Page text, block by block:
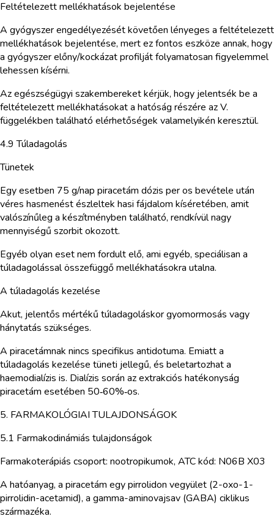
Feltételezett mellékhatások bejelentése
A gyógyszer engedélyezését követően lényeges a feltételezett
mellékhatások bejelentése, mert ez fontos eszköze annak, hogy
a gyógyszer előny/kockázat profilját folyamatosan figyelemmel
lehessen kísérni.
Az egészségügyi szakembereket kérjük, hogy jelentsék be a
feltételezett mellékhatásokat a hatóság részére az V.
függelékben található elérhetőségek valamelyikén keresztül.
4.9 Túladagolás
Tünetek
Egy esetben 75 g/nap piracetám dózis per os bevétele után
véres hasmenést észleltek hasi fájdalom kíséretében, amit
valószínűleg a készítményben található, rendkívül nagy
mennyiségű szorbit okozott.
Egyéb olyan eset nem fordult elő, ami egyéb, speciálisan a
túladagolással összefüggő mellékhatásokra utalna.
A túladagolás kezelése
Akut, jelentős mértékű túladagoláskor gyomormosás vagy
hánytatás szükséges.
A piracetámnak nincs specifikus antidotuma. Emiatt a
túladagolás kezelése tüneti jellegű, és beletartozhat a
haemodialízis is. Dialízis során az extrakciós hatékonyság
piracetám esetében 50‑60%‑os.
5. FARMAKOLÓGIAI TULAJDONSÁGOK
5.1 Farmakodinámiás tulajdonságok
Farmakoterápiás csoport: nootropikumok, ATC kód: N06B X03
A hatóanyag, a piracetám egy pirrolidon vegyület (2-oxo-1-
pirrolidin-acetamid), a gamma-aminovajsav (GABA) ciklikus
származéka.